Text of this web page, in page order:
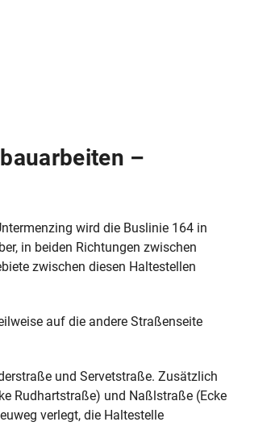
–
wird die Buslinie 164 in
in beiden Richtungen zwischen
zwischen diesen Haltestellen
auf die andere Straßenseite
und Servetstraße. Zusätzlich
Rudhartstraße) und Naßlstraße (Ecke
verlegt, die Haltestelle